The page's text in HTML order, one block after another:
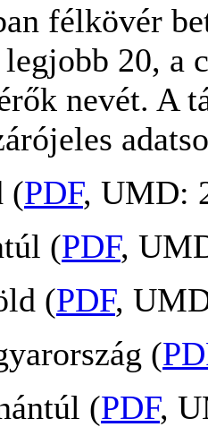
félkövér
20, a
nevét. A
(PDF, UMD:
(PDF,
(PDF,
(
(PDF,